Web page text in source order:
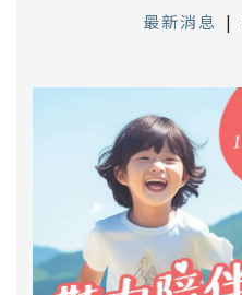
最新消息 |